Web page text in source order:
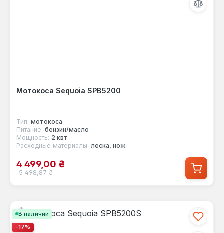
Мотокоса Sequoia SPB5200
Тип: мотокоса
Питание: бензин/масло
Мощность: 2 квт
Расходные материалы: леска, нож
Цена продажи:
4 499,00 ₴
Обычная цена:
5 498,87 ₴
В наличии
-17%